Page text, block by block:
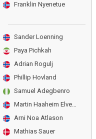
Franklin Nyenetue
Sander Loenning
Paya Pichkah
Adrian Rogulj
Phillip Hovland
Samuel Adegbenro
Martin Haaheim Elveseter
Arni Noa Atlason
Mathias Sauer